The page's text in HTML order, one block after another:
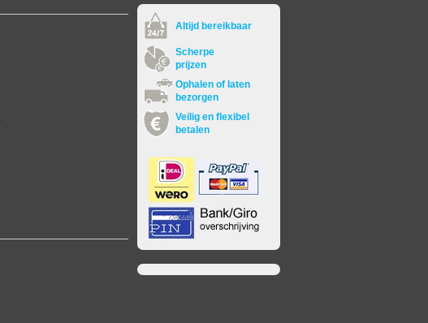
Altijd bereikbaar
Scherpe
prijzen
Ophalen of laten
bezorgen
Veilig en flexibel
betalen